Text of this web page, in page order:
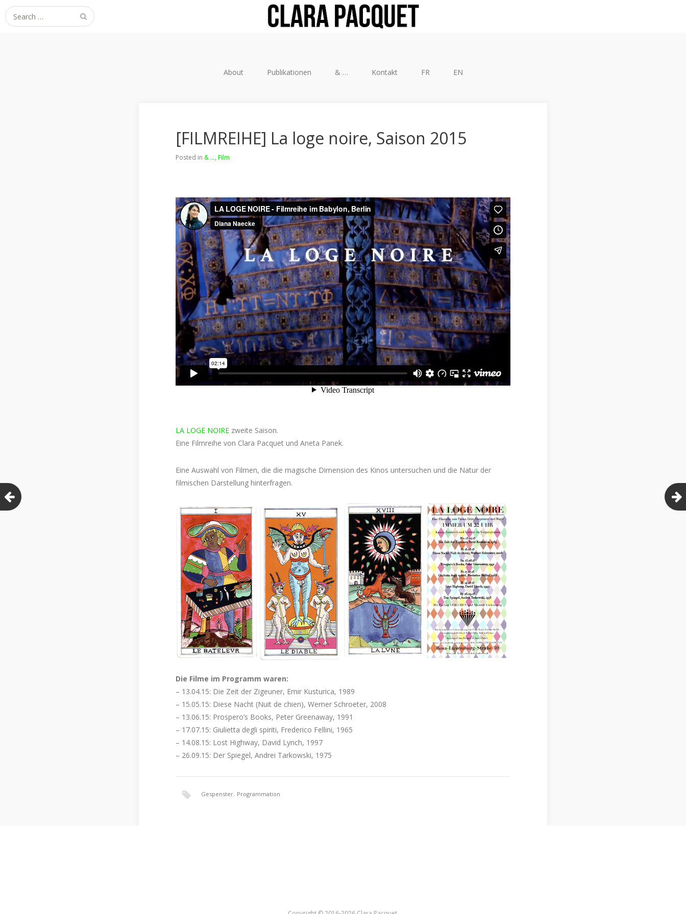
Search
for:
About Publikationen & … Kontakt FR EN
[FILMREIHE] La loge noire, Saison 2015
Posted in & ..., Film
LA LOGE NOIRE zweite Saison.
Eine Filmreihe von Clara Pacquet und Aneta Panek.
Eine Auswahl von Filmen, die die magische Dimension des Kinos untersuchen und die Natur der
filmischen Darstellung hinterfragen.
Die Filme im Programm waren:
– 13.04.15: Die Zeit der Zigeuner, Emir Kusturica, 1989
– 15.05.15: Diese Nacht (Nuit de chien), Werner Schroeter, 2008
– 13.06.15: Prospero’s Books, Peter Greenaway, 1991
– 17.07.15: Giulietta degli spiriti, Frederico Fellini, 1965
– 14.08.15: Lost Highway, David Lynch, 1997
– 26.09.15: Der Spiegel, Andrei Tarkowski, 1975
Gespenster, Programmation